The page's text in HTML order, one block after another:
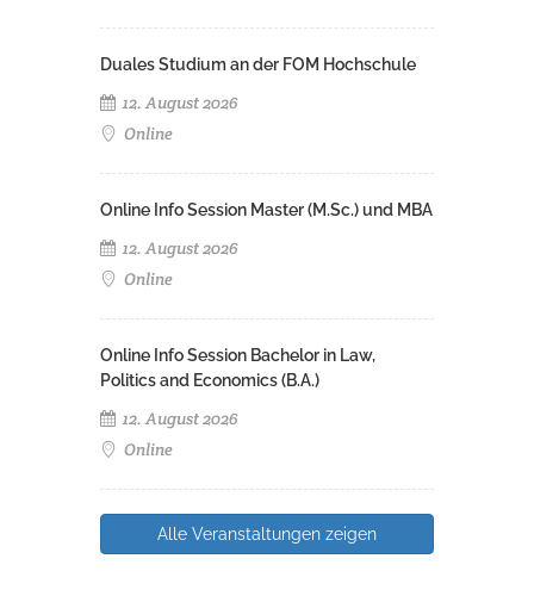
Duales Studium an der FOM Hochschule
12. August 2026
Online
Online Info Session Master (M.Sc.) und MBA
12. August 2026
Online
Online Info Session Bachelor in Law,
Politics and Economics (B.A.)
12. August 2026
Online
Alle Veranstaltungen zeigen